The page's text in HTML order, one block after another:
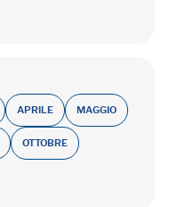
APRILE MAGGIO
OTTOBRE